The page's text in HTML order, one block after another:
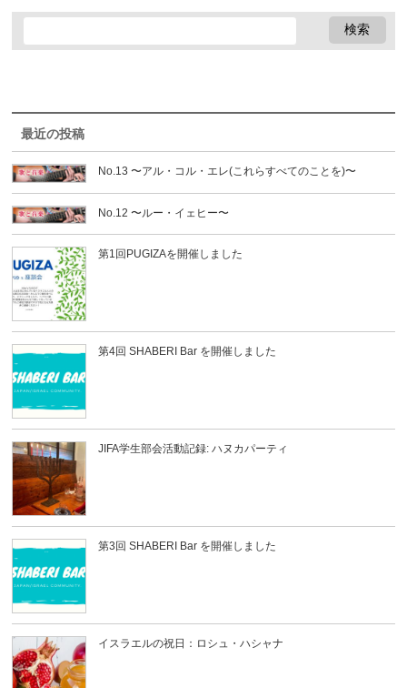
最近の投稿
No.13 〜アル・コル・エレ(これらすべてのことを)〜
No.12 〜ルー・イェヒー〜
第1回PUGIZAを開催しました
第4回 SHABERI Bar を開催しました
JIFA学生部会活動記録: ハヌカパーティ
第3回 SHABERI Bar を開催しました
イスラエルの祝日：ロシュ・ハシャナ